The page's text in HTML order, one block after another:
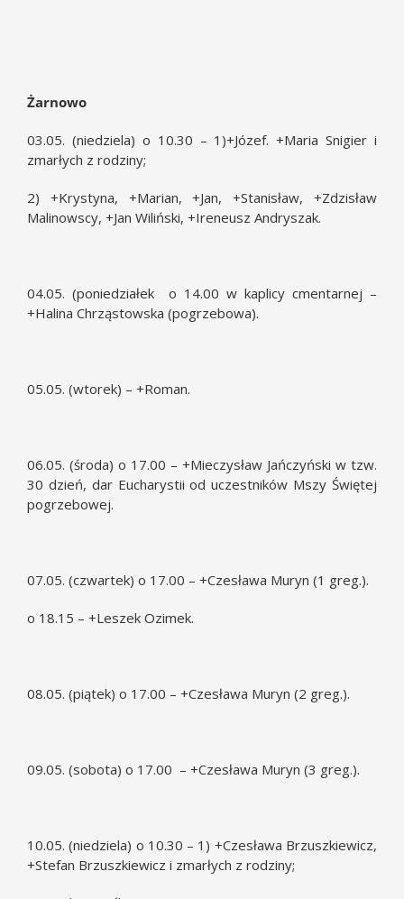
Żarnowo
03.05. (niedziela) o 10.30 – 1)+Józef. +Maria Snigier i
zmarłych z rodziny;
2) +Krystyna, +Marian, +Jan, +Stanisław, +Zdzisław
Malinowscy, +Jan Wiliński, +Ireneusz Andryszak.
04.05. (poniedziałek o 14.00 w kaplicy cmentarnej –
+Halina Chrząstowska (pogrzebowa).
05.05. (wtorek) – +Roman.
06.05. (środa) o 17.00 – +Mieczysław Jańczyński w tzw.
30 dzień, dar Eucharystii od uczestników Mszy Świętej
pogrzebowej.
07.05. (czwartek) o 17.00 – +Czesława Muryn (1 greg.).
o 18.15 – +Leszek Ozimek.
08.05. (piątek) o 17.00 – +Czesława Muryn (2 greg.).
09.05. (sobota) o 17.00 – +Czesława Muryn (3 greg.).
10.05. (niedziela) o 10.30 – 1) +Czesława Brzuszkiewicz,
+Stefan Brzuszkiewicz i zmarłych z rodziny;